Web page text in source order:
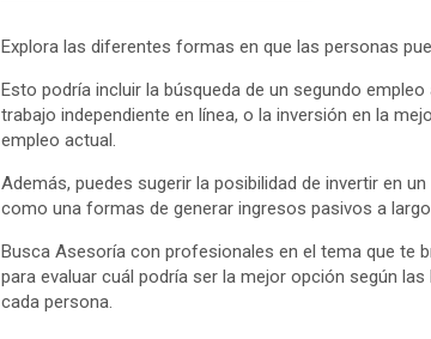
Explora las diferentes formas en que las personas
Esto podría incluir la búsqueda de un segundo
trabajo independiente en línea, o la inversión en la
empleo actual.
Además, puedes sugerir la posibilidad de invertir en
como una formas de generar ingresos pasivos a
Busca Asesoría con profesionales en el tema que
para evaluar cuál podría ser la mejor opción según
cada persona.